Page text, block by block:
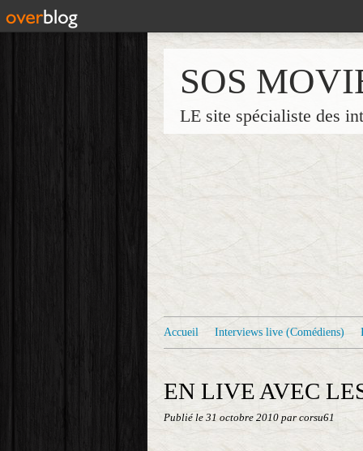
SOS
LE site spécialiste des
Accueil Interviews live (Comédiens)
EN LIVE AVEC
Publié le 31 octobre 2010 par corsu61